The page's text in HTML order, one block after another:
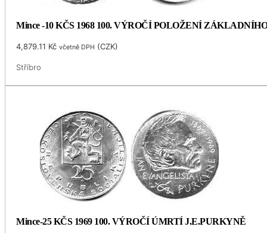
Mince -10 KČS 1968 100. VÝROČÍ POLOŽENÍ
4,879.11 Kč včetně DPH (CZK)
Stříbro
Mince-25 KČS 1969 100. VÝROČÍ ÚMRTÍ J.E.PURKYNĚ